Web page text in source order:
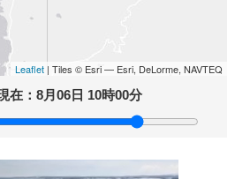
Leaflet | Tiles © Esri — Esri, DeLorme, NAVTEQ
在：8月06日 10時00分